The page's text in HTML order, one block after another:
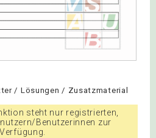
/ Lösungen / Zusatzmaterial
steht nur registrierten,
Benutzerinnen zur
Verfügung.